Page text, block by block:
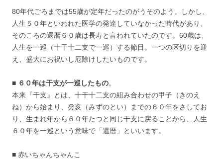
80年代ごろまでは55歳が定年だったのがうそのよう。しかし、
人生５０年といわれた医学の発達していなかった時代があり、
そのころの還暦６０歳は長寿と言われていたのです。60歳は、
人生を一巡（十干十二支で一巡）する節目。一つの区切りを迎
え、盛大にお祝いし厄除けしたいものです。
■ ６０年は干支が一巡したもの。
本来『干支』とは、十干十二支の組み合わせの甲子（きのえ
ね）から始まり、癸亥（みずのとい）までの６０年をさしてお
り、生まれ年から６０年たつと同じ干支に戻ることから、人生
６０年を一巡という意味で「還暦」といいます。
■ 赤いちゃんちゃんこ